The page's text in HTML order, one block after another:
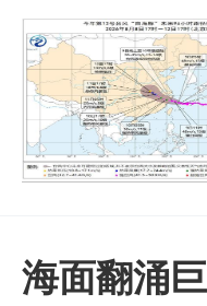
海面翻涌